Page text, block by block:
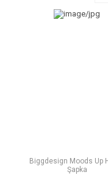
Biggdesign Moods Up
Şapka